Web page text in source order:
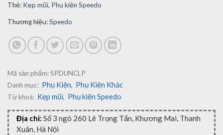
Thẻ: Kẹp mũi, Phụ kiện Speedo
Thương hiệu:Speedo
Mã sản phẩm:SPDUNCLP
Danh mục: Phụ Kiện, Phụ Kiện Khác
Từ khoá: Kẹp mũi, Phụ kiện Speedo
Địa chỉ: Số 3 ngõ 260 Lê Trọng Tấn, Khương Mai, Thanh
Xuân, Hà Nội